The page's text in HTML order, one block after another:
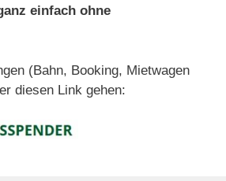
einfach ohne
(Bahn, Booking, Mietwagen
diesen Link gehen: